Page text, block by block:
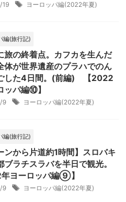
19 ヨーロッパ編(2022年夏)
編(旅行記)
旅の終着点。カフカを生んだ
体が世界遺産のプラハでのん
した4日間。(前編) 【2022
ッパ編⑩】
9 ヨーロッパ編(2022年夏)
編(旅行記)
ンから片道約1時間】スロバキ
ブラチスラバを半日で観光。
年ヨーロッパ編⑨】
9 ヨーロッパ編(2022年夏)